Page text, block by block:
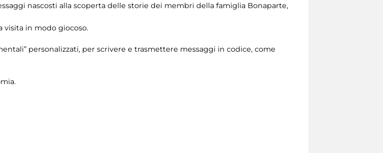
nascosti alla scoperta delle storie dei membri della famiglia Bonaparte,
visita in modo giocoso.
personalizzati, per scrivere e trasmettere messaggi in codice, come